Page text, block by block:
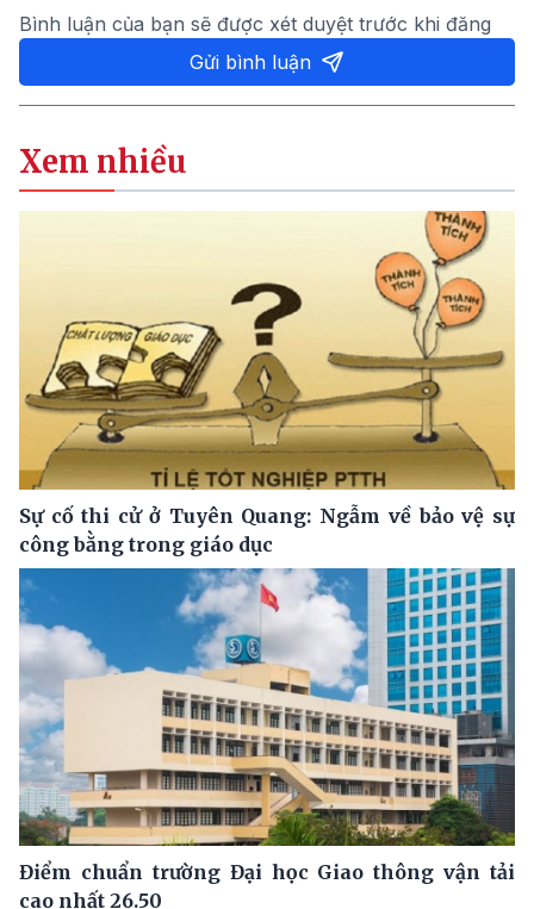
Bình luận của bạn sẽ được xét duyệt trước khi đăng
Gửi bình luận
Xem nhiều
Sự cố thi cử ở Tuyên Quang: Ngẫm về bảo vệ sự
công bằng trong giáo dục
Điểm chuẩn trường Đại học Giao thông vận tải
cao nhất 26.50